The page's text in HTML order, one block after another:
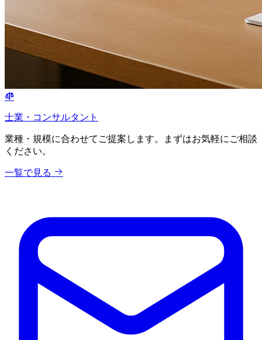
士業・コンサルタント
業種・規模に合わせてご提案します。まずはお気軽にご相談
ください。
一覧で見る